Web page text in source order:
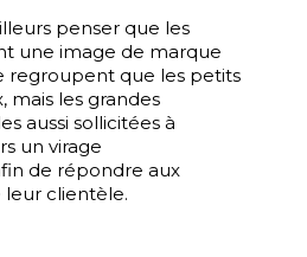
penser que les
une image de marque
regroupent que les petits
mais les grandes
aussi sollicitées à
un virage
de répondre aux
clientèle.